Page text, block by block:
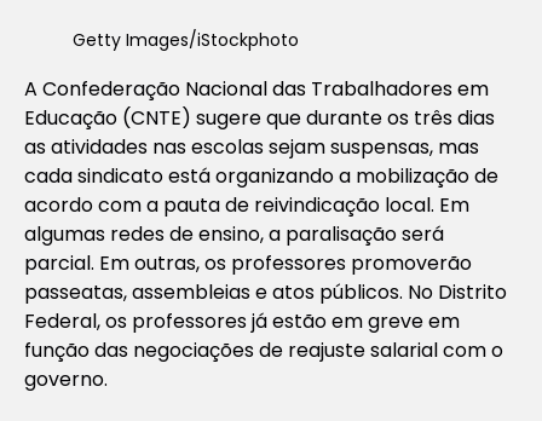
Getty Images/iStockphoto
A Confederação Nacional das Trabalhadores em
Educação (CNTE) sugere que durante os três dias
as atividades nas escolas sejam suspensas, mas
cada sindicato está organizando a mobilização de
acordo com a pauta de reivindicação local. Em
algumas redes de ensino, a paralisação será
parcial. Em outras, os professores promoverão
passeatas, assembleias e atos públicos. No Distrito
Federal, os professores já estão em greve em
função das negociações de reajuste salarial com o
governo.